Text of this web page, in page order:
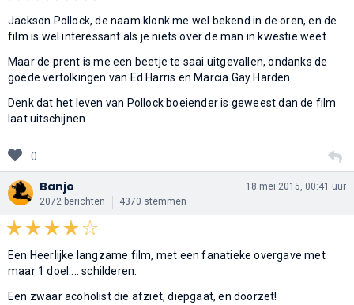
Jackson Pollock, de naam klonk me wel bekend in de oren, en de
film is wel interessant als je niets over de man in kwestie weet.
Maar de prent is me een beetje te saai uitgevallen, ondanks de
goede vertolkingen van Ed Harris en Marcia Gay Harden.
Denk dat het leven van Pollock boeiender is geweest dan de film
laat uitschijnen.
0
Banjo
2072 berichten 4370 stemmen
18 mei 2015, 00:41 uur
Een Heerlijke langzame film, met een fanatieke overgave met
maar 1 doel.... schilderen.
Een zwaar acoholist die afziet, diepgaat, en doorzet!